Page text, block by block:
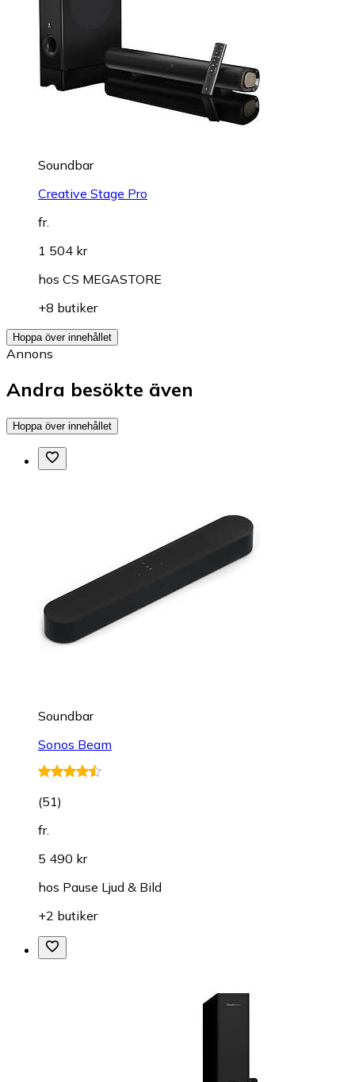
Soundbar
Creative Stage Pro
fr.
1 504 kr
hos CS MEGASTORE
+8 butiker
Hoppa över innehållet
Annons
Andra besökte även
Hoppa över innehållet
Soundbar
Sonos Beam
(51)
fr.
5 490 kr
hos Pause Ljud & Bild
+2 butiker